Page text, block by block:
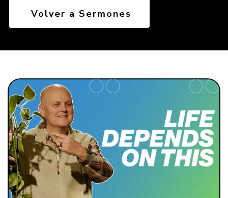
Volver a Sermones